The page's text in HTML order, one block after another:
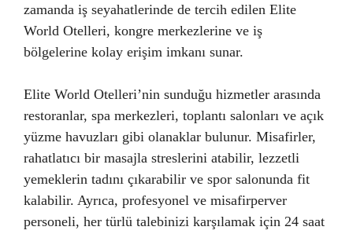
zamanda iş seyahatlerinde de tercih edilen Elite
World Otelleri, kongre merkezlerine ve iş
bölgelerine kolay erişim imkanı sunar.
Elite World Otelleri’nin sunduğu hizmetler arasında
restoranlar, spa merkezleri, toplantı salonları ve açık
yüzme havuzları gibi olanaklar bulunur. Misafirler,
rahatlatıcı bir masajla streslerini atabilir, lezzetli
yemeklerin tadını çıkarabilir ve spor salonunda fit
kalabilir. Ayrıca, profesyonel ve misafirperver
personeli, her türlü talebinizi karşılamak için 24 saat